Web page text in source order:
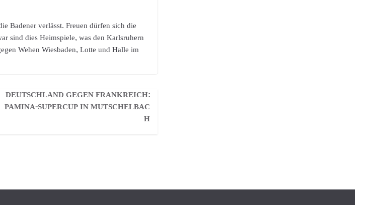
Badener verlässt. Freuen dürfen sich die
sind dies Heimspiele, was den Karlsruhern
Wehen Wiesbaden, Lotte und Halle im
DEUTSCHLAND GEGEN FRANKREICH:
PAMINA-SUPERCUP IN MUTSCHELBAC
H